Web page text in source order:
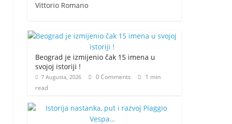
Vittorio Romano
Beograd je izmijenio čak 15 imena u
svojoj istoriji !
7 Augusta, 2026 0 Comments
1 min
read